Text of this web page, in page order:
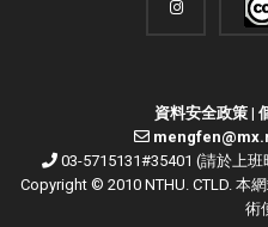
資料安全政策|
03-5715131#35401 (請於上
Copyright © 2010 NTHU. CTLD. 本
術